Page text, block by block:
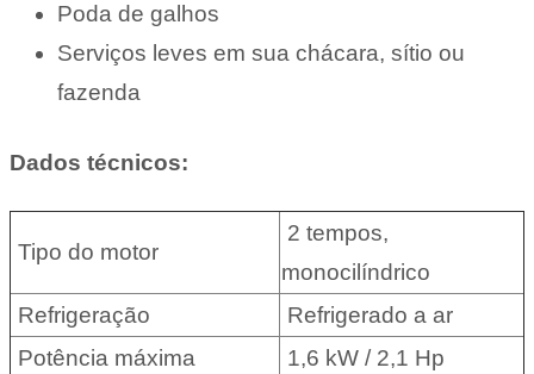
Poda de galhos
Serviços leves em sua chácara, sítio ou
fazenda
Dados técnicos:
Tipo do motor
2 tempos,
monocilíndrico
Refrigeração
Refrigerado a ar
Potência máxima
1,6 kW / 2,1 Hp